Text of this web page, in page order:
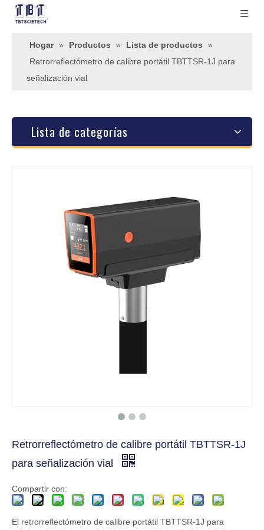
Hogar » Productos » Lista de productos
»
Retrorreflectómetro de calibre portátil TBTTSR-1J para
señalización vial
Lista de categorías
Retrorreflectómetro de calibre portátil TBTTSR-1J
para señalización vial
Compartir con:
El retrorreflectómetro de calibre portátil TBTTSR-1J para